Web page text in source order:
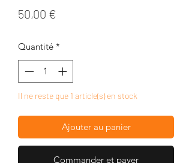
50,00 €
Quantité *
Il ne reste que 1 article(s) en stock
Ajouter au panier
Commander et payer